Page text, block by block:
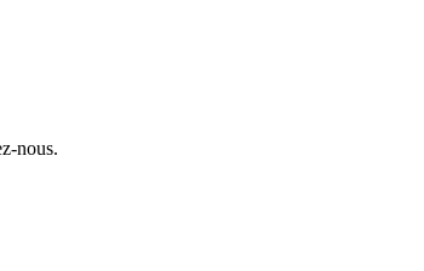
nous.